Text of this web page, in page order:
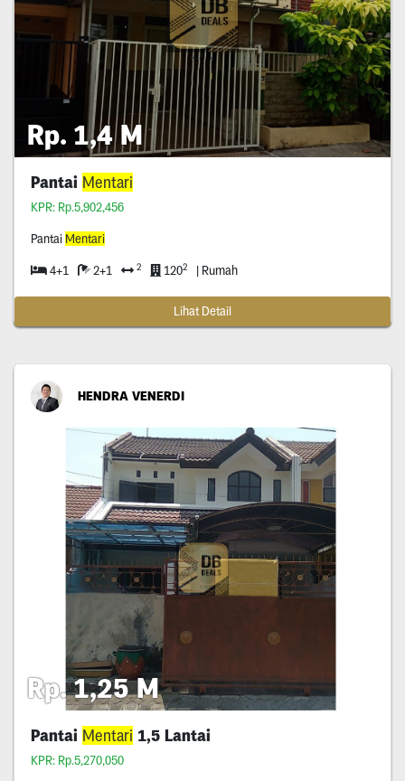
Rp. 1,4 M
Pantai Mentari
KPR: Rp.5,902,456
Pantai Mentari
4+1 2+1 2 1202 | Rumah
Lihat Detail
HENDRA VENERDI
Rp. 1,25 M
Pantai Mentari 1,5 Lantai
KPR: Rp.5,270,050